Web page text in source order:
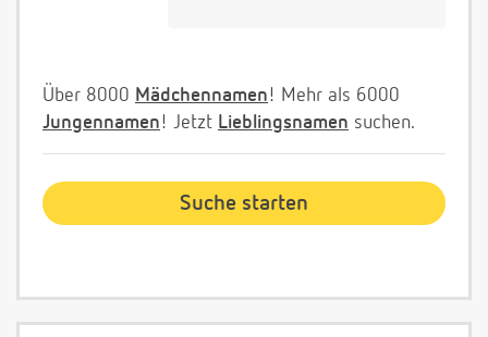
Über 8000 Mädchennamen! Mehr als 6000
Jungennamen! Jetzt Lieblingsnamen suchen.